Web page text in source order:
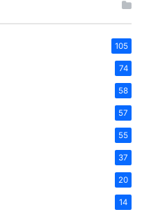
105
74
58
57
55
37
20
14